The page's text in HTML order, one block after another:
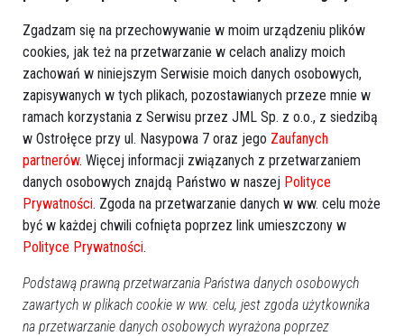
0
2021-10-25 11:04
Zgadzam się na przechowywanie w moim urządzeniu plików
cookies, jak też na przetwarzanie w celach analizy moich
zachowań w niniejszym Serwisie moich danych osobowych,
zapisywanych w tych plikach, pozostawianych przeze mnie w
ramach korzystania z Serwisu przez JML Sp. z o.o., z siedzibą
w Ostrołęce przy ul. Nasypowa 7 oraz jego Zaufanych
partnerów. Więcej informacji związanych z przetwarzaniem
danych osobowych znajdą Państwo w naszej Polityce
Prywatności. Zgoda na przetwarzanie danych w ww. celu może
być w każdej chwili cofnięta poprzez link umieszczony w
Polityce Prywatności.
Podstawą prawną przetwarzania Państwa danych osobowych
zawartych w plikach cookie w ww. celu, jest zgoda użytkownika
na przetwarzanie danych osobowych wyrażona poprzez